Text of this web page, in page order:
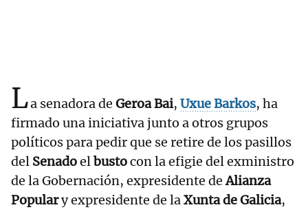
La senadora de Geroa Bai, Uxue Barkos, ha
firmado una iniciativa junto a otros grupos
políticos para pedir que se retire de los pasillos
del Senadoelbustocon la efigie del exministro
de la Gobernación, expresidente deAlianza
Populary expresidente de laXunta de Galicia,